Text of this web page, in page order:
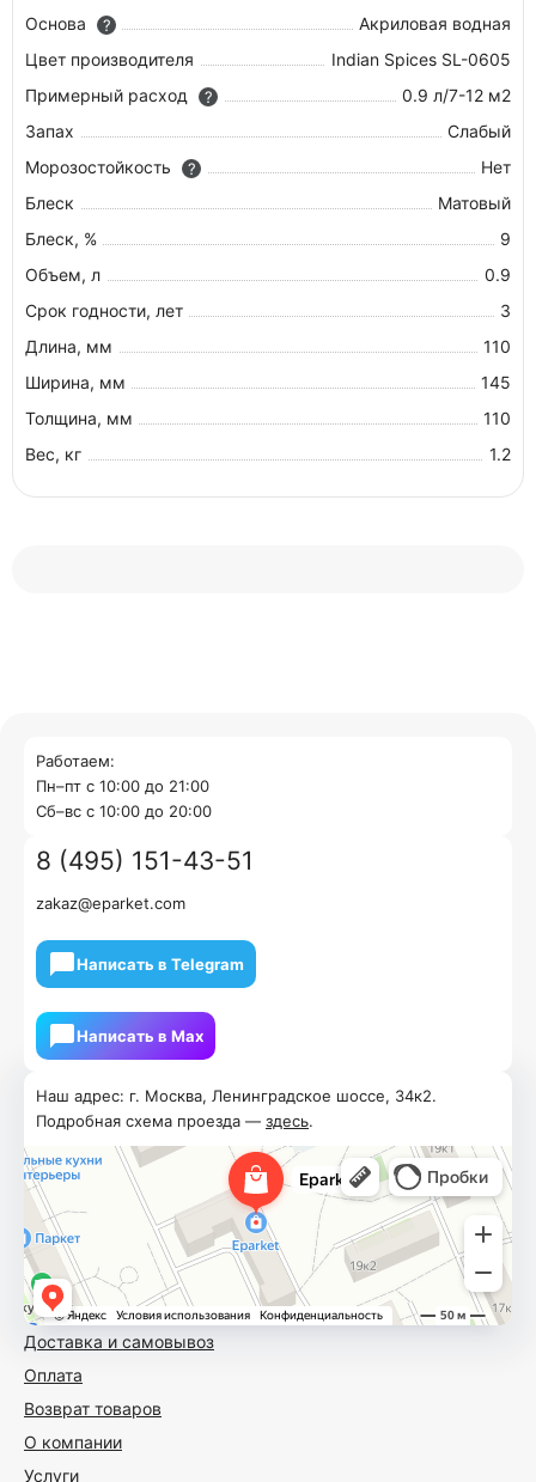
Основа
?
Акриловая водная
Цвет производителя
Indian Spices SL-0605
Примерный расход
?
0.9 л/7-12 м2
Запах
Слабый
Морозостойкость
?
Нет
Блеск
Матовый
Блеск, %
9
Объем, л
0.9
Срок годности, лет
3
Длина, мм
110
Ширина, мм
145
Толщина, мм
110
Вес, кг
1.2
Доставка и самовывоз
Оплата
Возврат товаров
О компании
Услуги
Наш адрес: г. Москва, Ленинградское шоссе, 34к2.
Подробная схема проезда — здесь.
Работаем:
Пн–пт с 10:00 до 21:00
Cб–вс с 10:00 до 20:00
8 (495) 151-43-51
zakaz@eparket.com
Написать в Telegram
Написать в Мах